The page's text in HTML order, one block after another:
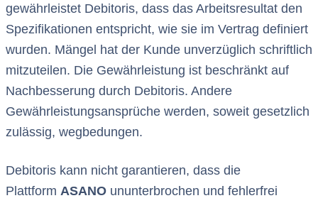
gewährleistet Debitoris, dass das Arbeitsresultat den
Spezifikationen entspricht, wie sie im Vertrag definiert
wurden. Mängel hat der Kunde unverzüglich schriftlich
mitzuteilen. Die Gewährleistung ist beschränkt auf
Nachbesserung durch Debitoris. Andere
Gewährleistungsansprüche werden, soweit gesetzlich
zulässig, wegbedungen.
Debitoris kann nicht garantieren, dass die
Plattform ASANOununterbrochen und fehlerfrei